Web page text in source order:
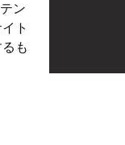
ン
ト
も